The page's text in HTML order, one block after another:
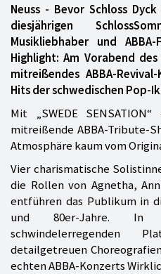
Neuss - Bevor Schloss
diesjährigen
Musikliebhaber und
Highlight: Am Vorabend
mitreißendes ABBA-
Hits der schwedischen Pop-
Mit „SWEDE
mitreißende ABBA-Tribute-
Atmosphäre kaum vom
Vier charismatische
die Rollen von Agnetha,
entführen das Publikum in
und 80er-Jahre. In
schwindelerregenden
detailgetreuen
echten ABBA-Konzerts